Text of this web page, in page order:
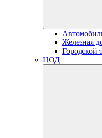
Железная
Городской
ЦОД